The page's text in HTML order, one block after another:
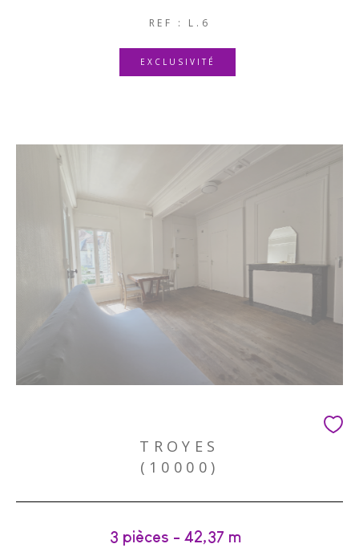
REF : L.6
EXCLUSIVITÉ
TROYES
(10000)
3 pièces - 42,37 m²